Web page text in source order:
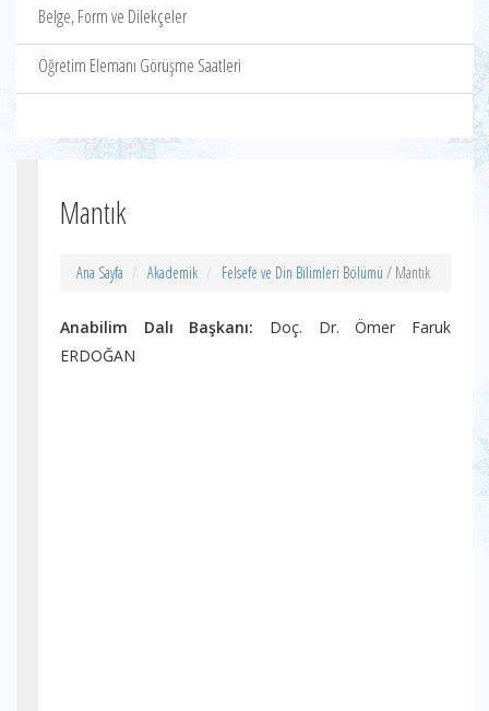
Belge, Form ve Dilekçeler
Öğretim Elemanı Görüşme Saatleri
Mantık
Ana Sayfa Akademik Felsefe ve Din Bilimleri Bölümü / Mantık
Anabilim Dalı Başkanı: Doç. Dr. Ömer Faruk
ERDOĞAN